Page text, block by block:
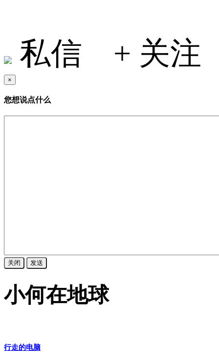
私信 + 关注
×
您想说点什么
关闭 发送
小何在地球
行走的电脑